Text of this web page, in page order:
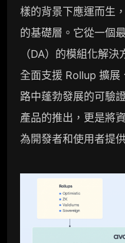
樣的背景下應運而生
的基礎層。它從一個
（DA）的模組化解
全面支援 Rollup 擴展
路中蓬勃發展的可驗
產品的推出，更是將
為開發者和使用者提